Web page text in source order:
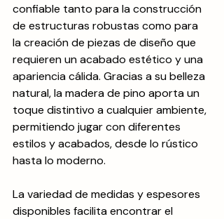
confiable tanto para la construcción
de estructuras robustas como para
la creación de piezas de diseño que
requieren un acabado estético y una
apariencia cálida. Gracias a su belleza
natural, la madera de pino aporta un
toque distintivo a cualquier ambiente,
permitiendo jugar con diferentes
estilos y acabados, desde lo rústico
hasta lo moderno.
La variedad de medidas y espesores
disponibles facilita encontrar el